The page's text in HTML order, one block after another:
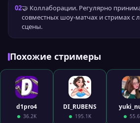
02🤝 Коллаборации. Регулярно
совместных шоу-матчах и стримах с
сцены.
Похожие стримеры
d1pro4
36.2K
DI_RUBENS
195.1K